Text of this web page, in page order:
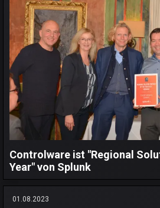
Controlware ist "Regional
Year" von Splunk
01.08.2023